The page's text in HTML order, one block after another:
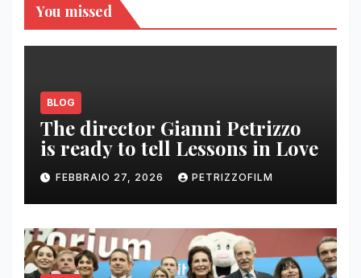
You missed
BLOG
The director Gianni Petrizzo
is ready to tell Lessons in Love
FEBBRAIO 27, 2026 PETRIZZOFILM